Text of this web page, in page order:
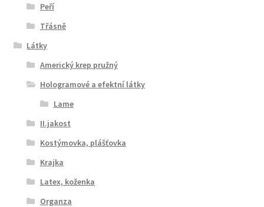
Peří
Třásně
Látky
Americký krep pružný
Hologramové a efektní látky
Lame
II.jakost
Kostýmovka, plášťovka
Krajka
Latex, koženka
Organza